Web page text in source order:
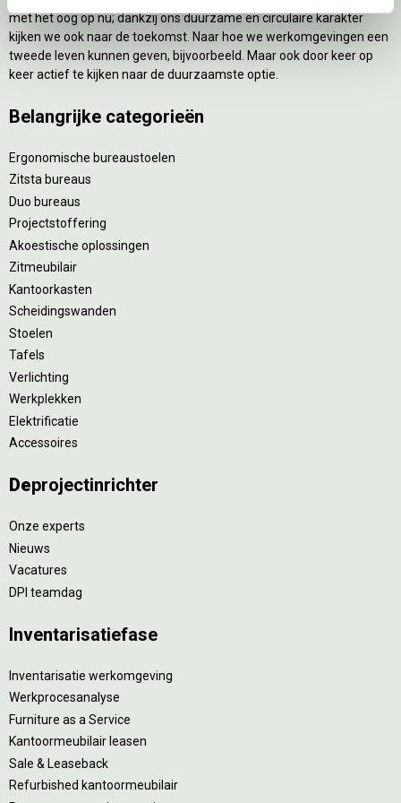
met het oog op nu; dankzij ons duurzame en circulaire karakter
kijken we ook naar de toekomst. Naar hoe we werkomgevingen een
tweede leven kunnen geven, bijvoorbeeld. Maar ook door keer op
keer actief te kijken naar de duurzaamste optie.
Belangrijke categorieën
Ergonomische bureaustoelen
Zitsta bureaus
Duo bureaus
Projectstoffering
Akoestische oplossingen
Zitmeubilair
Kantoorkasten
Scheidingswanden
Stoelen
Tafels
Verlichting
Werkplekken
Elektrificatie
Accessoires
Deprojectinrichter
Onze experts
Nieuws
Vacatures
DPI teamdag
Inventarisatiefase
Inventarisatie werkomgeving
Werkprocesanalyse
Furniture as a Service
Kantoormeubilair leasen
Sale & Leaseback
Refurbished kantoormeubilair